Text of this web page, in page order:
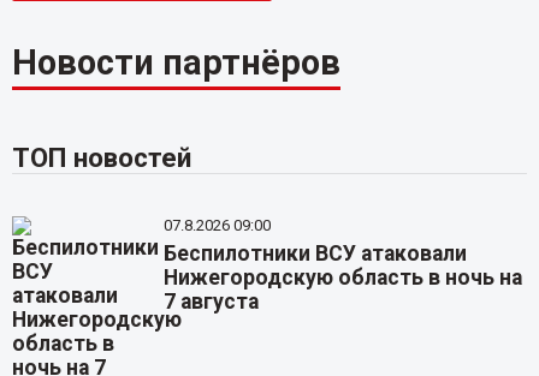
Новости партнёров
ТОП новостей
07.8.2026 09:00
Беспилотники ВСУ атаковали
Нижегородскую область в ночь на
7 августа